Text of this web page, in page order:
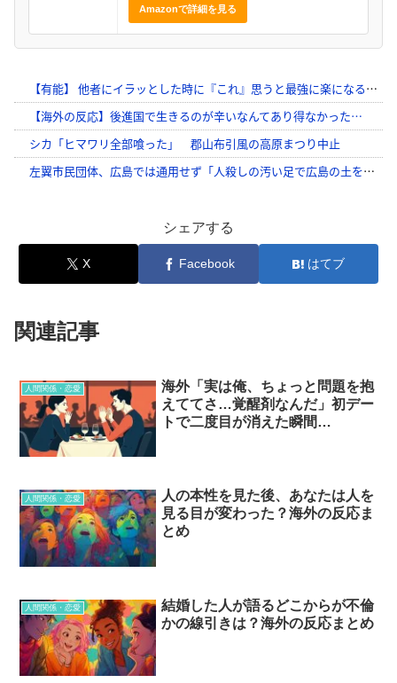
Amazonで詳細を見る
シェアする
X Facebook はてブ
関連記事
人間関係・恋愛
海外「実は俺、ちょっと問題を抱
えててさ…覚醒剤なんだ」初デー
トで二度目が消えた瞬間…
人間関係・恋愛
人の本性を見た後、あなたは人を
見る目が変わった？海外の反応ま
とめ
人間関係・恋愛
結婚した人が語るどこからが不倫
かの線引きは？海外の反応まとめ